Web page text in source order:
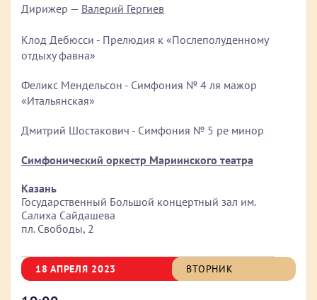
Дирижер — Валерий Гергиев
Клод Дебюсси - Прелюдия к «Послеполуденному
отдыху фавна»
Феликс Мендельсон - Симфония № 4 ля мажор
«Итальянская»
Дмитрий Шостакович - Симфония № 5 ре минор
Симфонический оркестр Мариинского театра
Казань
Государственный Большой концертный зал им.
Салиха Сайдашева
пл. Свободы, 2
18 АПРЕЛЯ 2023 ВТОРНИК